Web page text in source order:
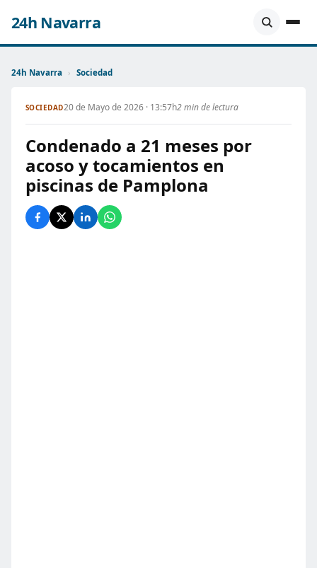
24h Navarra
24h Navarra › Sociedad
SOCIEDAD20 de Mayo de 2026 · 13:57h2 min de lectura
Condenado a 21 meses por
acoso y tocamientos en
piscinas de Pamplona